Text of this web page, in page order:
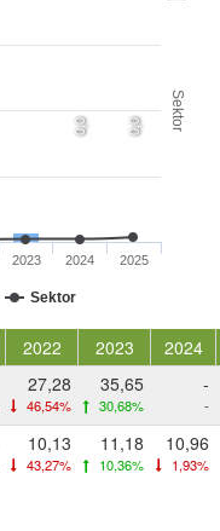
Sektor
0,0 0,0
Sektor
2023 2024 2025
2022 2023
2024
27,28
46,54%
35,65
30,68%
-
-
10,13
43,27%
11,18
10,36%
10,96
1,93%